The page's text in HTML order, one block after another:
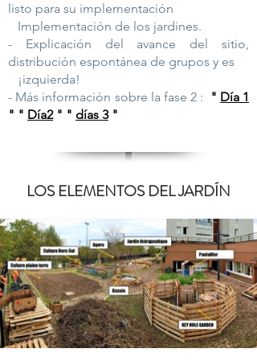
listo para su implementación
Implementación de los jardines.
- Explicación del avance del sitio,
distribución espontánea de grupos y es
¡izquierda!
- Más información sobre la fase 2 : " Día 1
" " Día2" " días 3"
LOS ELEMENTOS DEL JARDÍN